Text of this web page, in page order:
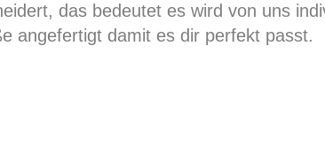
Neck
Lieferfrist
das bedeutet es wird von uns
angefertigt damit es dir perfekt passt.